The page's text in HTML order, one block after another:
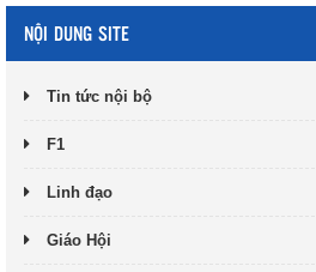
NỘI DUNG SITE
Tin tức nội bộ
F1
Linh đạo
Giáo Hội